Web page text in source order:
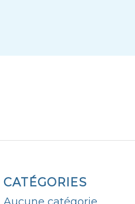
CATÉGORIES